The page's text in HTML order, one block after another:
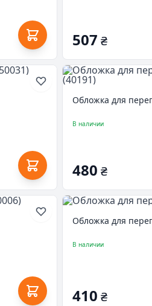
507 ₴
Обложка для
В наличии
480 ₴
Обложка для
В наличии
410 ₴